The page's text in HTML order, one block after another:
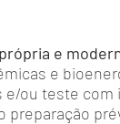
e
e
e/ou teste com
preparação